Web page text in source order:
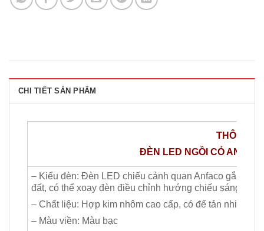
CHI TIẾT SẢN PHẨM
THÔNG​
ĐÈN LED NGỒI CỎ
– Kiểu đèn: Đèn LED chiếu cảnh quan Anfaco gắn nổi
đất, có thể xoay đèn điều chỉnh hướng chiếu sáng
– Chất liệu: Hợp kim nhôm cao cấp, có đế tản nhiệt
– Màu viền: Màu bạc